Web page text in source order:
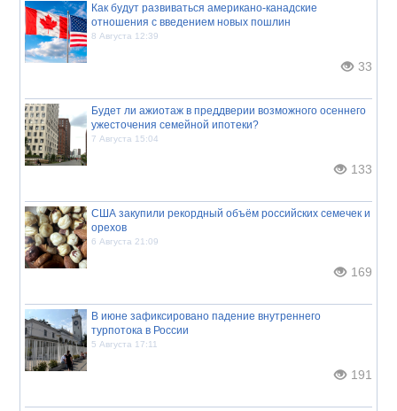
Как будут развиваться американо-канадские
отношения с введением новых пошлин
8 Августа 12:39
33
Будет ли ажиотаж в преддверии возможного осеннего
ужесточения семейной ипотеки?
7 Августа 15:04
133
США закупили рекордный объём российских семечек и
орехов
6 Августа 21:09
169
В июне зафиксировано падение внутреннего
турпотока в России
5 Августа 17:11
191